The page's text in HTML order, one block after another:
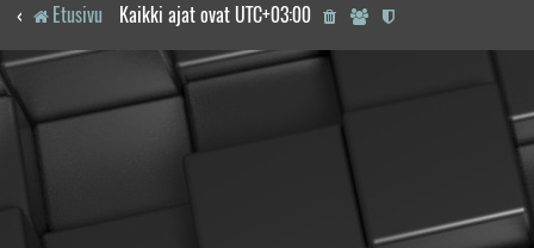
Etusivu Kaikki ajat ovat UTC+03:00